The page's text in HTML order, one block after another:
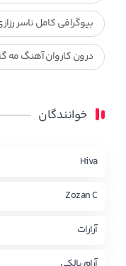
بیوگرافی کامل ناسر
درون کاروان آهنگ مه
محمد جزا
چاو من
خوانندگان
Hiva
Zozan C
آرارات